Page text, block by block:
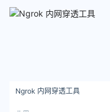
Ngrok 内网穿透工具